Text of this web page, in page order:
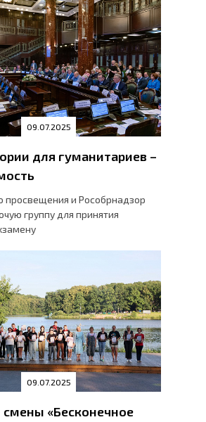
09.07.2025
для гуманитариев –
просвещения и Рособрнадзор
группу для принятия
09.07.2025
смены «Бесконечное